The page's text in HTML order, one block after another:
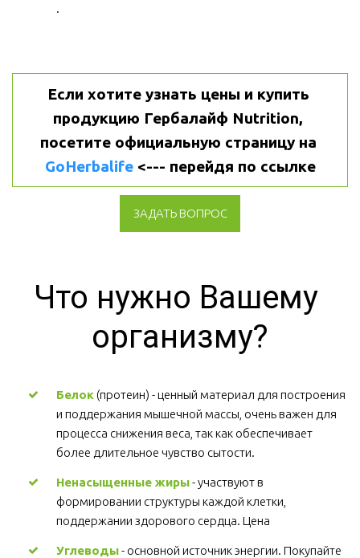
.
Если хотите узнать цены и купить
продукцию Гербалайф Nutrition,
GoHerbalife <--- перейдя по ссылке
ЗАДАТЬ ВОПРОС
Что нужно Вашему
организму?
Белок (протеин) - ценный материал для построения
и поддержания мышечной массы, очень важен для
процесса снижения веса, так как обеспечивает
более длительное чувство сытости.
Ненасыщенные жиры - участвуют в
формировании структуры каждой клетки,
поддержании здорового сердца. Цена
Углеводы - основной источник энергии. Покупайте